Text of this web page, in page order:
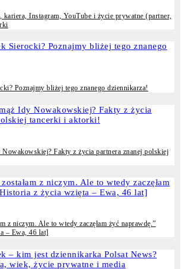
Instagram, YouTube i życie prywatne (partner,
Poznajmy bliżej tego znanego dziennikarza!
Nowakowskiej? Fakty z życia partnera znanej polskiej
z niczym. Ale to wtedy zaczęłam żyć naprawdę.”
– Ewa, 46 lat]